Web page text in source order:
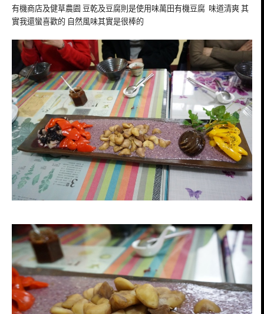
有機商店及健草農園 豆乾及豆腐則是使用味萬田有機豆腐 味道清爽 其
實我還蠻喜歡的 自然風味其實是很棒的